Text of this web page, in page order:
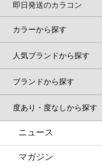
即日発送のカラコン
カラーから探す
人気ブランドから探す
ブランドから探す
度あり・度なしから探す
ニュース
マガジン